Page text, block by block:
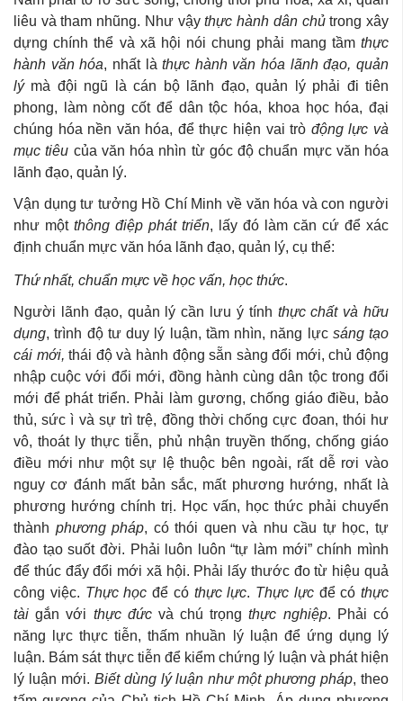
liêu và tham nhũng. Như vậythực hành dân chủtrong xây
dựng chính thể và xã hội nói chung phải mang tầm thực
hành văn hóa, nhất làthực hành văn hóa lãnh đạo, quản
lýmà đội ngũ là cán bộ lãnh đạo, quản lý phải đi tiên
phong, làm nòng cốt để dân tộc hóa, khoa học hóa, đại
chúng hóa nền văn hóa, để thực hiện vai trò động lực và
mục tiêu của văn hóa nhìn từ góc độ chuẩn mực văn hóa
lãnh đạo, quản lý.
Vận dụng tư tưởng Hồ Chí Minh về văn hóa và con người
như một thông điệp phát triển, lấy đó làm căn cứ để xác
định chuẩn mực văn hóa lãnh đạo, quản lý, cụ thể:
Thứ nhất, chuẩn mực về học vấn, học thức.
Người lãnh đạo, quản lý cần lưu ý tính thực chất và hữu
dụng, trình độ tư duy lý luận, tầm nhìn, năng lực sáng tạo
cái mới, thái độ và hành động sẵn sàng đổi mới, chủ động
nhập cuộc với đổi mới, đồng hành cùng dân tộc trong đổi
mới để phát triển. Phải làm gương, chống giáo điều, bảo
thủ, sức ì và sự trì trệ, đồng thời chống cực đoan, thói hư
vô, thoát ly thực tiễn, phủ nhận truyền thống, chống giáo
điều mới như một sự lệ thuộc bên ngoài, rất dễ rơi vào
nguy cơ đánh mất bản sắc, mất phương hướng, nhất là
phương hướng chính trị. Học vấn, học thức phải chuyển
thành phương pháp, có thói quen và nhu cầu tự học, tự
đào tạo suốt đời. Phải luôn luôn “tự làm mới” chính mình
để thúc đẩy đổi mới xã hội. Phải lấy thước đo từ hiệu quả
công việc. Thực học để có thực lực. Thực lựcđể có thực
tài gắn với thực đứcvà chú trọngthực nghiệp. Phải có
năng lực thực tiễn, thấm nhuần lý luận để ứng dụng lý
luận. Bám sát thực tiễn để kiểm chứng lý luận và phát hiện
lý luận mới. Biết dùng lý luận như một phương pháp, theo